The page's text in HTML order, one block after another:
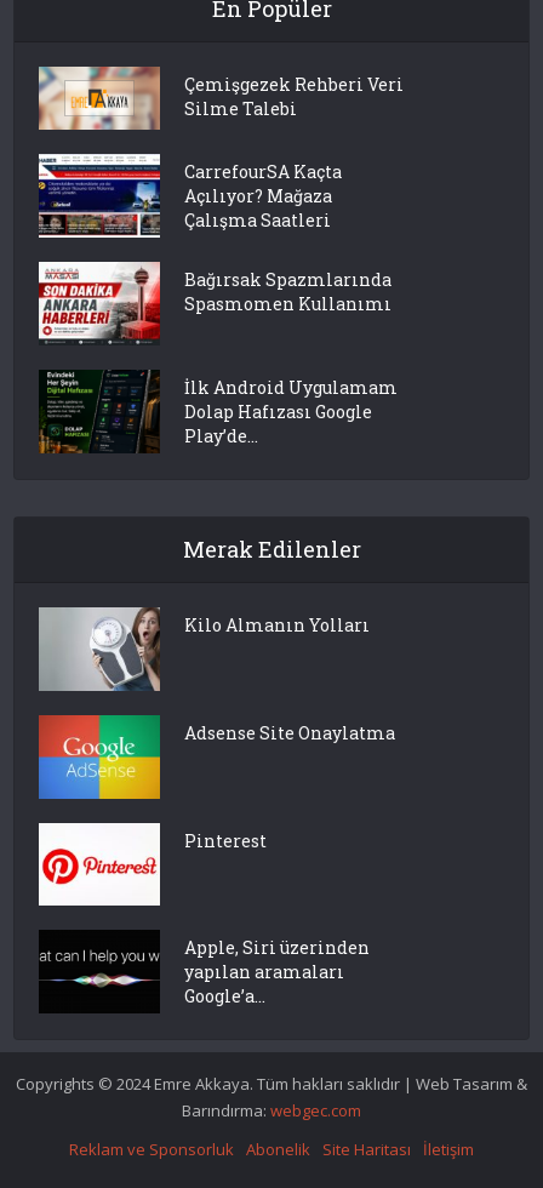
En Popüler
Çemişgezek Rehberi Veri
Silme Talebi
CarrefourSA Kaçta
Açılıyor? Mağaza
Çalışma Saatleri
Bağırsak Spazmlarında
Spasmomen Kullanımı
İlk Android Uygulamam
Dolap Hafızası Google
Play’de...
Merak Edilenler
Kilo Almanın Yolları
Adsense Site Onaylatma
Pinterest
Apple, Siri üzerinden
yapılan aramaları
Google’a...
Copyrights © 2024 Emre Akkaya. Tüm hakları saklıdır | Web Tasarım &
Barındırma: webgec.com
Reklam ve Sponsorluk Abonelik Site Haritası İletişim